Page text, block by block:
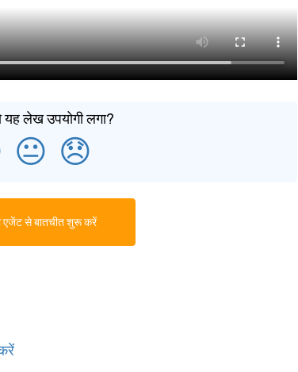
लेख उपयोगी लगा?
😐 😞
एजेंट से बातचीत शुरू करें